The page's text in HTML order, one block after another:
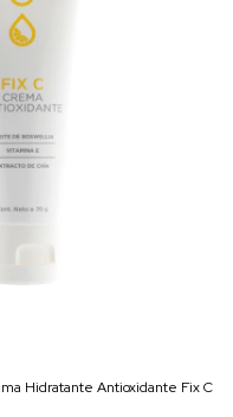
Hidratante Antioxidante Fix C